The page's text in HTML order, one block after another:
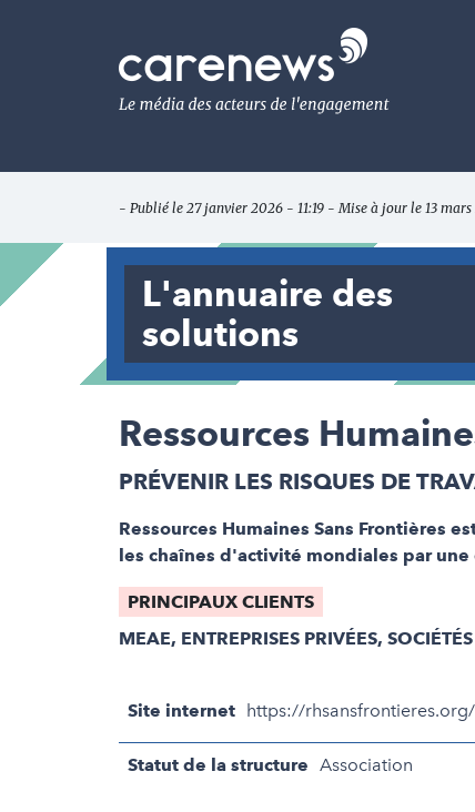
Le
média
de
l'engagement
- Publié le 27 janvier 2026 - 11:19 - Mise à jour le 13
L'annuaire des
solutions
Ressources
PRÉVENIR LES RISQUES DE
Ressources Humaines Sans Frontières
les chaînes d'activité mondiales par
PRINCIPAUX CLIENTS
MEAE, ENTREPRISES PRIVÉES,
Site internet https://rhsansfrontieres.org/
Statut de la structure Association